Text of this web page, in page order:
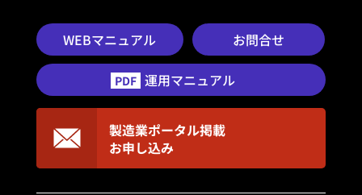
WEBマニュアル お問合せ
PDF 運用マニュアル
製造業ポータル掲載
お申し込み